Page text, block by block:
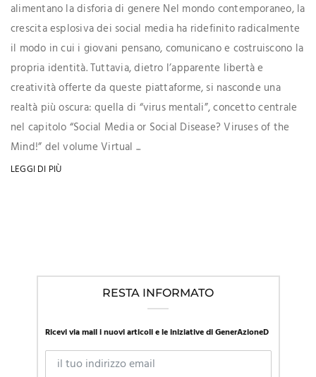
alimentano la disforia di genere Nel mondo contemporaneo, la
crescita esplosiva dei social media ha ridefinito radicalmente
il modo in cui i giovani pensano, comunicano e costruiscono la
propria identità. Tuttavia, dietro l’apparente libertà e
creatività offerte da queste piattaforme, si nasconde una
realtà più oscura: quella di “virus mentali”, concetto centrale
nel capitolo “Social Media or Social Disease? Viruses of the
Mind!” del volume Virtual ...
LEGGI DI PIÙ
RESTA INFORMATO
Ricevi via mail i nuovi articoli e le iniziative di GenerAzioneD